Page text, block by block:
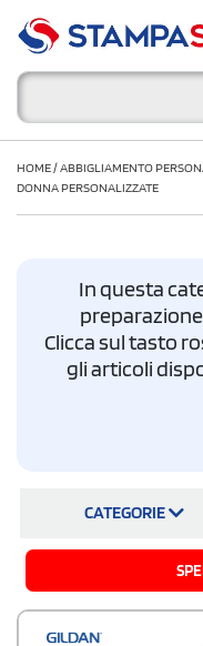
HOME/ABBIGLIAMENTO
DONNA PERSONALIZZATE
In questa
Clicca sul tasto
gli articoli
CATEGORIE